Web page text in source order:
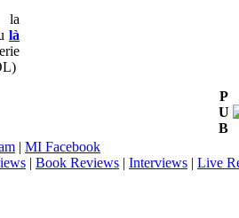
la
là
P
U
B
| MI Facebook
| Book Reviews | Interviews | Live